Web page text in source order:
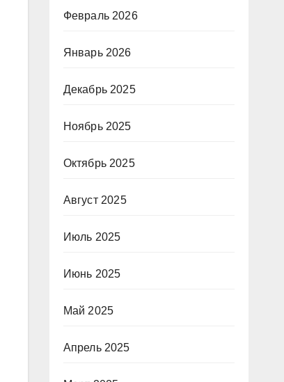
Февраль 2026
Январь 2026
Декабрь 2025
Ноябрь 2025
Октябрь 2025
Август 2025
Июль 2025
Июнь 2025
Май 2025
Апрель 2025